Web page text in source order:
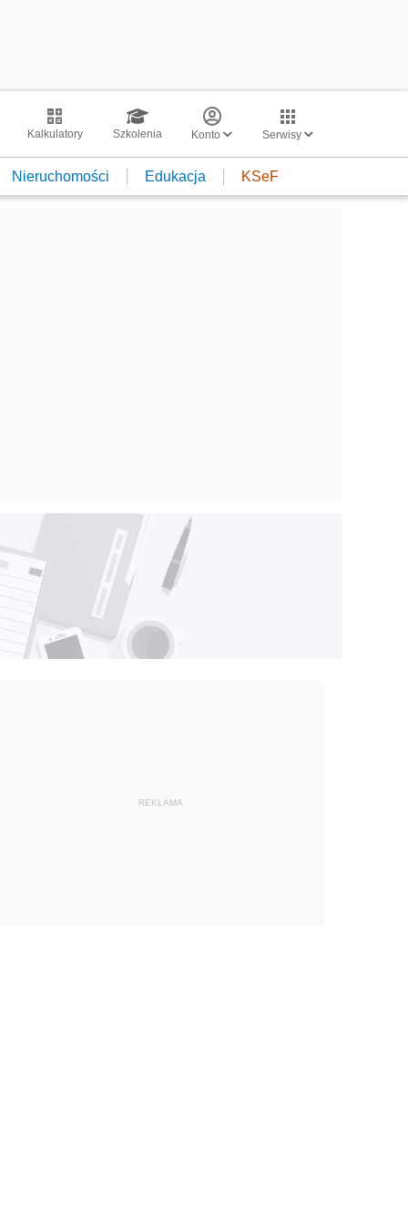
Kalkulatory Szkolenia Konto Serwisy
Nieruchomości Edukacja KSeF
REKLAMA